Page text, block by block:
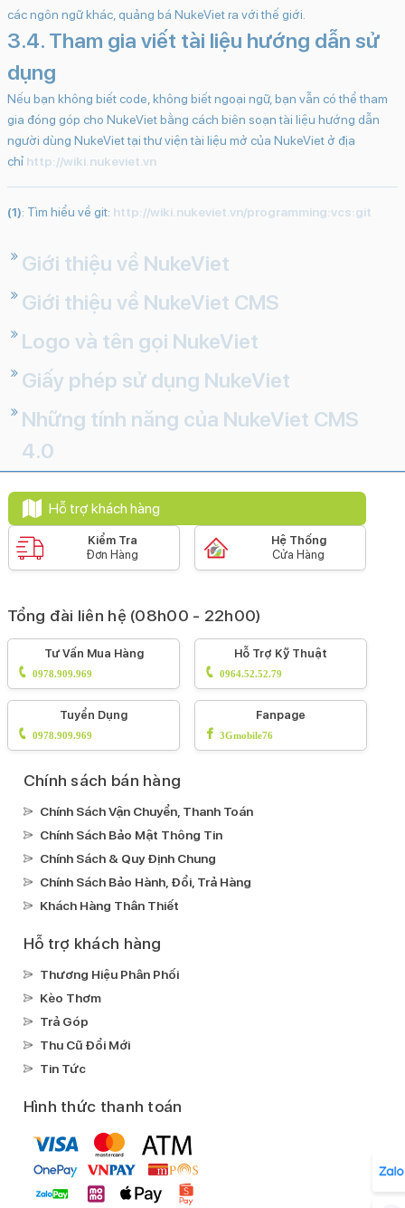
các ngôn ngữ khác, quảng bá NukeViet ra với thế giới.
3.4. Tham gia viết tài liệu hướng dẫn sử
dụng
Nếu bạn không biết code, không biết ngoại ngữ, bạn vẫn có thể tham
gia đóng góp cho NukeViet bằng cách biên soạn tài liệu hướng dẫn
người dùng NukeViet tại thư viện tài liệu mở của NukeViet ở địa
chỉ http://wiki.nukeviet.vn
(1): Tìm hiểu về git: http://wiki.nukeviet.vn/programming:vcs:git
Giới thiệu về NukeViet
Giới thiệu về NukeViet CMS
Logo và tên gọi NukeViet
Giấy phép sử dụng NukeViet
Những tính năng của NukeViet CMS
4.0
Hỗ trợ khách hàng
Kiểm Tra
Đơn Hàng
Hệ Thống
Cửa Hàng
Tổng đài liên hệ (08h00 - 22h00)
Tư Vấn Mua Hàng
0978.909.969
Hỗ Trợ Kỹ Thuật
0964.52.52.79
Tuyển Dụng
0978.909.969
Fanpage
3Gmobile76
Chính sách bán hàng
Chính Sách Vận Chuyển, Thanh Toán
Chính Sách Bảo Mật Thông Tin
Chính Sách & Quy Định Chung
Chính Sách Bảo Hành, Đổi, Trả Hàng
Khách Hàng Thân Thiết
Hỗ trợ khách hàng
Thương Hiệu Phân Phối
Kèo Thơm
Trả Góp
Thu Cũ Đổi Mới
Tin Tức
Hình thức thanh toán